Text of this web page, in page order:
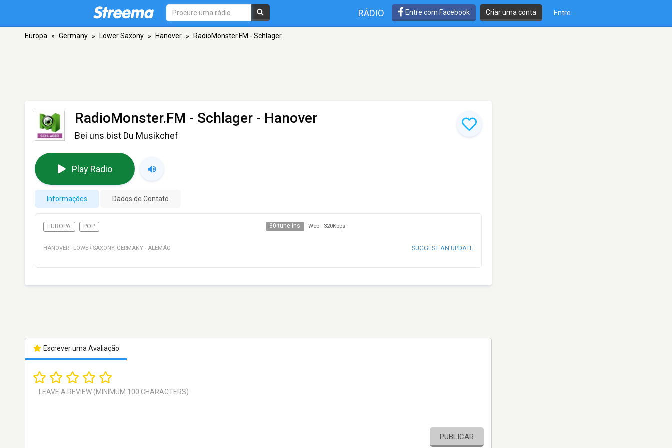
RÁDIO Entre com Facebook Criar uma conta Entre
Europa » Germany » Lower Saxony » Hanover » RadioMonster.FM - Schlager
RadioMonster.FM - Schlager - Hanover
Bei uns bist Du Musikchef
Play Radio
Informações Dados de Contato
EUROPA POP 30 tune ins Web - 320Kbps
HANOVER · LOWER SAXONY, GERMANY · ALEMÃO SUGGEST AN UPDATE
Escrever uma Avaliação
PUBLICAR